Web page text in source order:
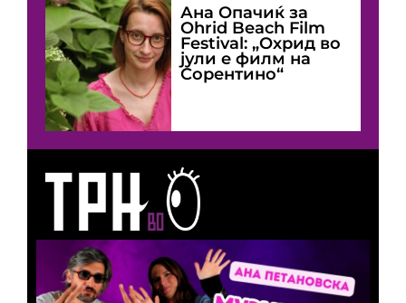
Ана Опачиќ за
Оhrid Beach Film
Festival: „Охрид во
јули е филм на
Сорентино“